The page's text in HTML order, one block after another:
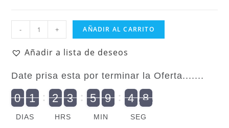
Mochila
Disney
2
Pelicula
cantidad
- + AÑADIR AL CARRITO
Añadir a lista de deseos
Date prisa esta por terminar la Oferta.......
9
9
0
0 2
1
1 0
2
2 0
3
3 0
5
5 0
9
9 5
4
4 8
8
7
DIAS HRS MIN SEG